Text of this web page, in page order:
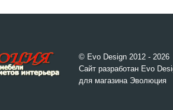
© Evo Design 2012 - 2026
Сайт разработан Evo
для магазина Эволюция